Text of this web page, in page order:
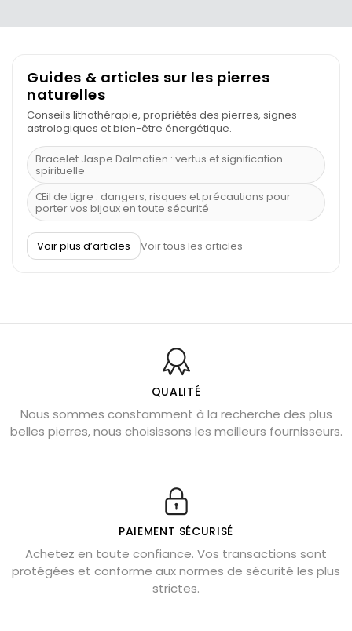
Guides & articles sur les pierres
naturelles
Conseils lithothérapie, propriétés des pierres, signes
astrologiques et bien-être énergétique.
Bracelet Jaspe Dalmatien : vertus et signification
spirituelle
Œil de tigre : dangers, risques et précautions pour
porter vos bijoux en toute sécurité
À quel poignet porter un bracelet de pierre
Découvrez le scorpion et ses pierres
Bienfaits de la sélénite – pierre des anges
L’améthyste est-elle faite pour moi ?
Chrysocolle : pierre apaisante
Obsidienne dorée : vertus et signification
Véritable citrine naturelle non chauffée
Où placer la citrine dans la maison
Cornaline : propriétés magiques
Capricorne : quelles pierres choisir
Voir plus d’articles Voir tous les articles
QUALITÉ
Nous sommes constamment à la recherche des plus
belles pierres, nous choisissons les meilleurs fournisseurs.
PAIEMENT SÉCURISÉ
Achetez en toute confiance. Vos transactions sont
protégées et conforme aux normes de sécurité les plus
strictes.